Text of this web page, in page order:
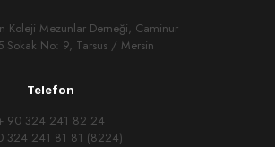
Koleji Mezunlar Derneği, Caminur
Sokak No: 9, Tarsus / Mersin
Telefon
90 324 241 82 24
324 241 81 81 (8224)